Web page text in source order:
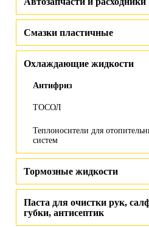
Смазки пластичные
Охлаждающие жидкости
Антифриз
ТОСОЛ
Теплоносители для
систем
Тормозные жидкости
Паста для очистки рук,
губки, антисептик